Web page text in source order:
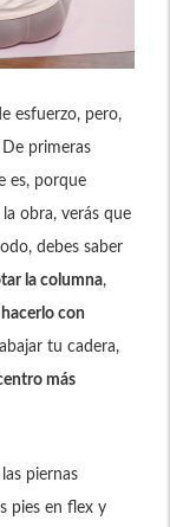
esfuerzo, pero,
De primeras
es, porque
obra, verás que
debes saber
la columna,
con
tu cadera,
más
piernas
pies en flex y